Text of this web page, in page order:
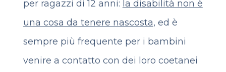
per ragazzi di 12 anni: la disabilità non è
una cosa da tenere nascosta, ed è
sempre più frequente per i bambini
venire a contatto con dei loro coetanei